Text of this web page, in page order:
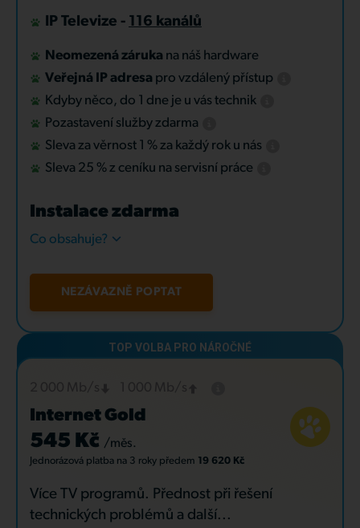
IP Televize - 116 kanálů
Neomezená záruka na náš hardware
Veřejná IP adresa pro vzdálený přístup
Kdyby něco, do 1 dne je u vás technik
Pozastavení služby zdarma
Sleva za věrnost 1 % za každý rok u nás
Sleva 25 % z ceníku na servisní práce
Instalace zdarma
Co obsahuje?
NEZÁVAZNĚ POPTAT
Internet Gold
545 Kč /měs.
Jednorázová platba na 3 roky předem 19 620 Kč
Více TV programů. Přednost při řešení
technických problémů a další...